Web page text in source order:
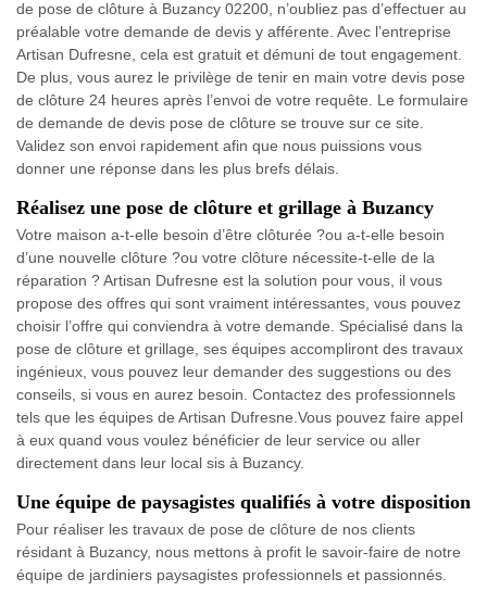
de pose de clôture à Buzancy 02200, n’oubliez pas d’effectuer au
préalable votre demande de devis y afférente. Avec l’entreprise
Artisan Dufresne, cela est gratuit et démuni de tout engagement.
De plus, vous aurez le privilège de tenir en main votre devis pose
de clôture 24 heures après l’envoi de votre requête. Le formulaire
de demande de devis pose de clôture se trouve sur ce site.
Validez son envoi rapidement afin que nous puissions vous
donner une réponse dans les plus brefs délais.
Réalisez une pose de clôture et grillage à Buzancy
Votre maison a-t-elle besoin d’être clôturée ?ou a-t-elle besoin
d’une nouvelle clôture ?ou votre clôture nécessite-t-elle de la
réparation ? Artisan Dufresne est la solution pour vous, il vous
propose des offres qui sont vraiment intéressantes, vous pouvez
choisir l’offre qui conviendra à votre demande. Spécialisé dans la
pose de clôture et grillage, ses équipes accompliront des travaux
ingénieux, vous pouvez leur demander des suggestions ou des
conseils, si vous en aurez besoin. Contactez des professionnels
tels que les équipes de Artisan Dufresne.Vous pouvez faire appel
à eux quand vous voulez bénéficier de leur service ou aller
directement dans leur local sis à Buzancy.
Une équipe de paysagistes qualifiés à votre disposition
Pour réaliser les travaux de pose de clôture de nos clients
résidant à Buzancy, nous mettons à profit le savoir-faire de notre
équipe de jardiniers paysagistes professionnels et passionnés.